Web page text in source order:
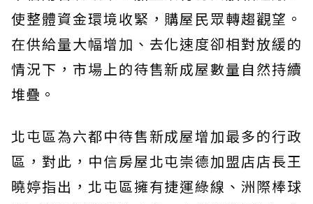
使整體資金環境收緊，購屋民眾轉趨觀望。
在供給量大幅增加、去化速度卻相對放緩的
情況下，市場上的待售新成屋數量自然持續
堆疊。
北屯區為六都中待售新成屋增加最多的行政
區，對此，中信房屋北屯崇德加盟店店長王
曉婷指出，北屯區擁有捷運綠線、洲際棒球